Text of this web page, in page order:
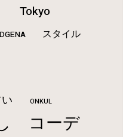
Tokyo
スタイル
ONKUL
コーデ